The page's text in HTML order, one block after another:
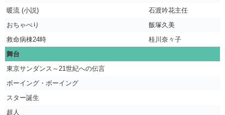
暖流 (小説)
石渡吟花主任
おちゃべり
飯塚久美
救命病棟24時
桂川奈々子
舞台
東京サンダンス～21世紀への伝言
ボーイング・ボーイング
スター誕生
超人